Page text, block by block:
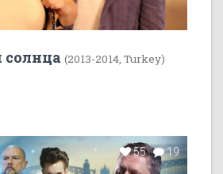
(2013-2014, Turkey)
55 19